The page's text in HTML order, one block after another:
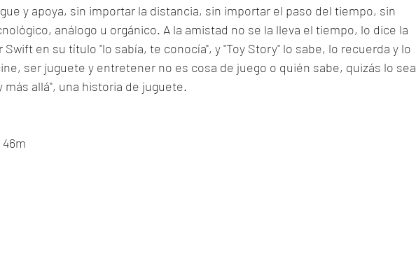
y apoya, sin importar la distancia, sin importar el paso del tiempo, sin
análogo u orgánico. A la amistad no se la lleva el tiempo, lo dice la
Swift en su título "lo sabía, te conocía", y "Toy Story" lo sabe, lo recuerda y lo
ser juguete y entretener no es cosa de juego o quién sabe, quizás lo sea
más allá", una historia de juguete.
46m